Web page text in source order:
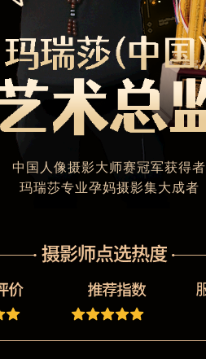
中国人像摄影大师赛冠军获得者
玛瑞莎专业孕妈摄影集大成者